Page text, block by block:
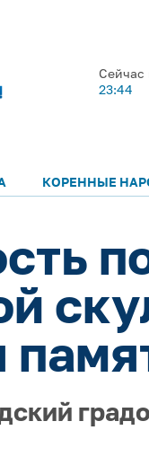
Сейчас
23:44
КОРЕННЫЕ